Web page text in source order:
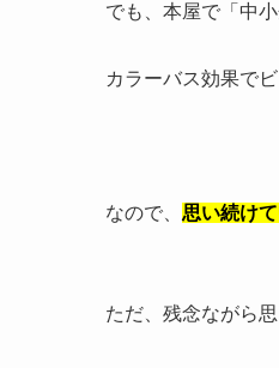
でも、本屋で「中
カラーバス効果で
なので、 思い続け
ただ、残念ながら